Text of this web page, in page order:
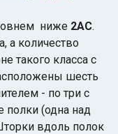
ниже 2АС.
а количество
такого класса с
шесть
- по три с
полки (одна над
вдоль полок